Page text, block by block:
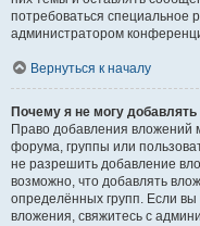
потребоваться специальное
администратором
Вернуться к началу
Почему я не могу
Право добавления вложений
форума, группы или
не разрешить добавление
возможно, что добавлять
определённых групп. Если
вложения, свяжитесь с